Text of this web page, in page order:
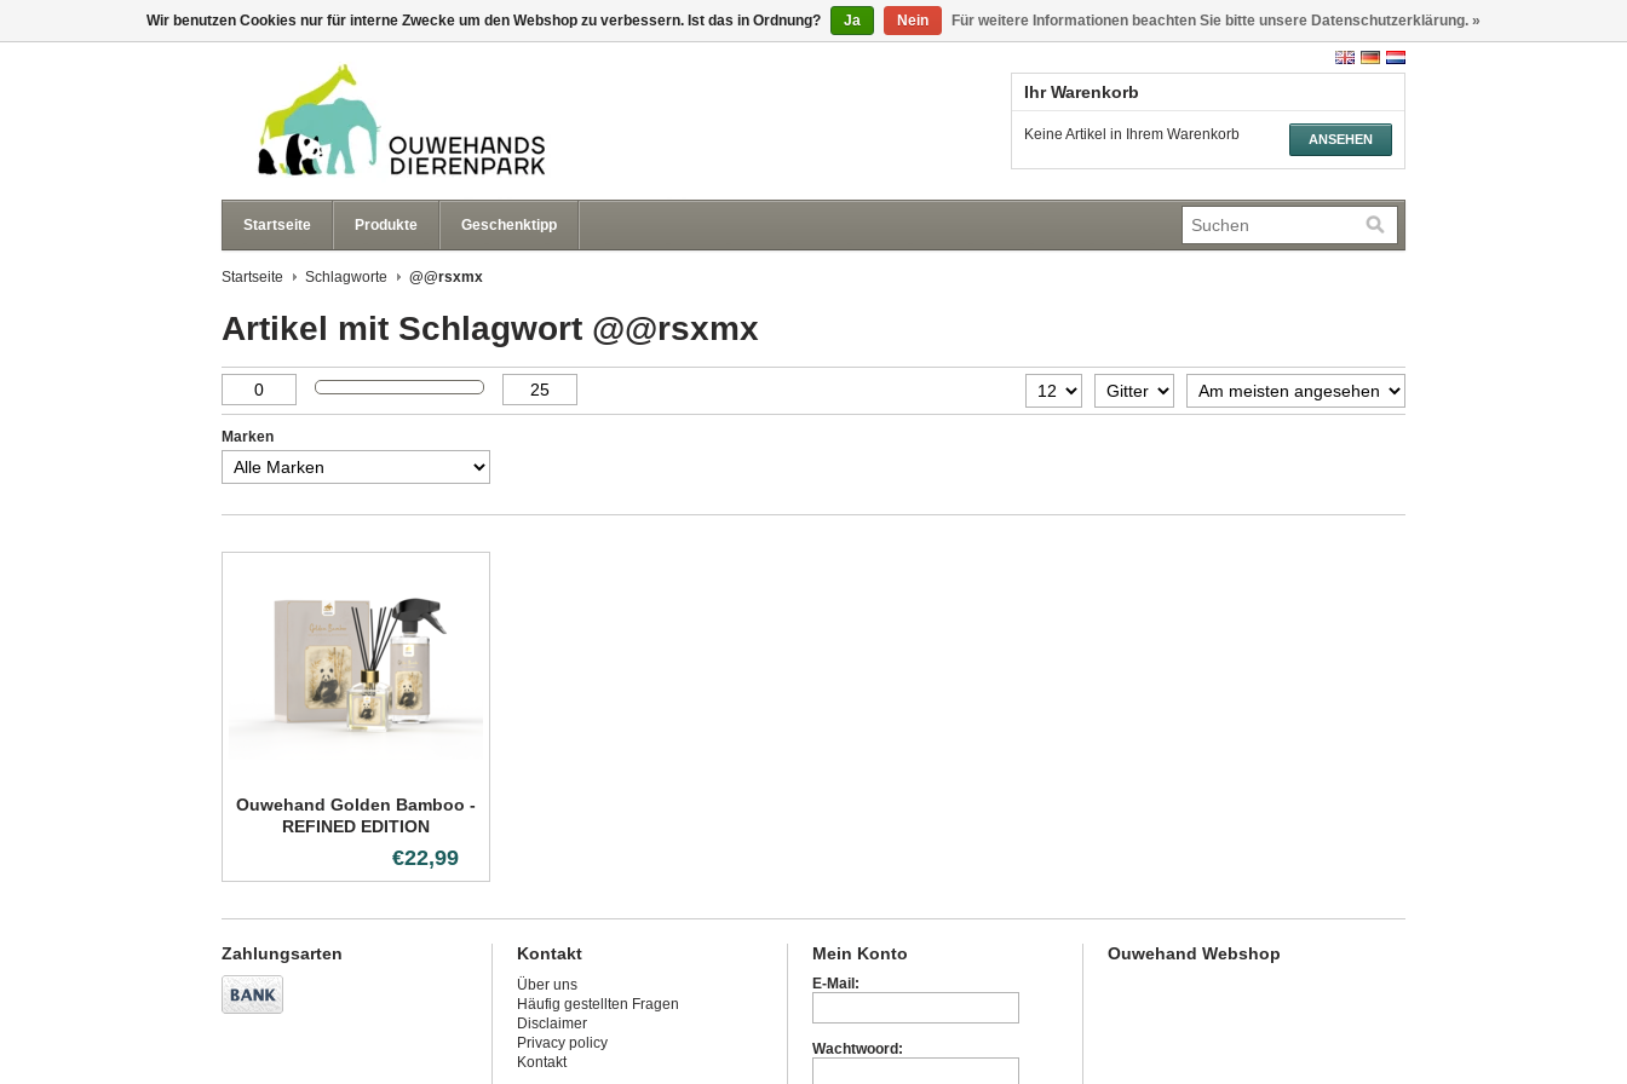
Ihr Warenkorb
ANSEHEN
Keine Artikel in Ihrem Warenkorb
Startseite Produkte Geschenktipp
Startseite Schlagworte @@rsxmx
Artikel mit Schlagwort @@rsxmx
Marken
Ouwehand Golden Bamboo -
REFINED EDITION
€22,99
Zahlungsarten Kontakt
Über uns
Häufig gestellten Fragen
Disclaimer
Privacy policy
Kontakt
Mein Konto
E-Mail:
Wachtwoord:
Ouwehand Webshop
Wir benutzen Cookies nur für interne Zwecke um den Webshop zu verbessern. Ist das in Ordnung? Ja Nein Für weitere Informationen beachten Sie bitte unsere Datenschutzerklärung. »